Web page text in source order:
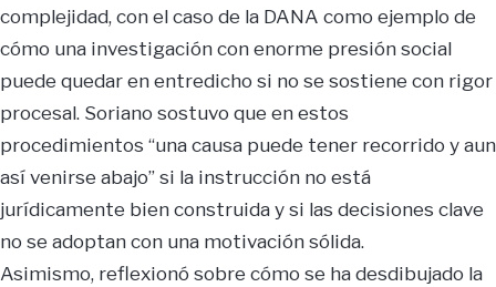
complejidad, con el caso de la DANA como ejemplo de
cómo una investigación con enorme presión social
puede quedar en entredicho si no se sostiene con rigor
procesal. Soriano sostuvo que en estos
procedimientos “una causa puede tener recorrido y aun
así venirse abajo” si la instrucción no está
jurídicamente bien construida y si las decisiones clave
no se adoptan con una motivación sólida.
Asimismo, reflexionó sobre cómo se ha desdibujado la